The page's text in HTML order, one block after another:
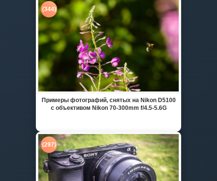
(344)
Примеры фотографий, снятых на Nikon D5100
с объективом Nikon 70-300mm f/4.5-5.6G
(297)